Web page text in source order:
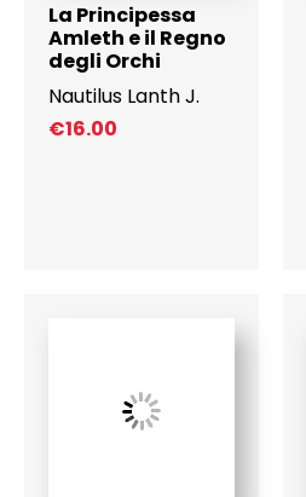
La Principessa
Amleth e il Regno
degli Orchi
Nautilus Lanth J.
€16.00